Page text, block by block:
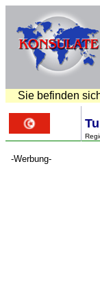
Sie befinden
-Werbung-